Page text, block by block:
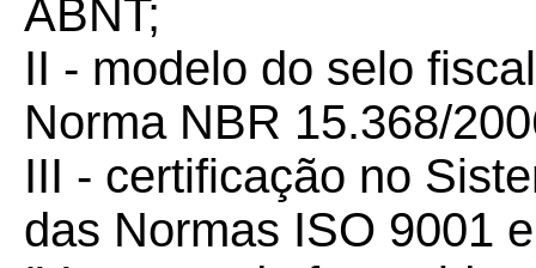
ABNT;
II - modelo do selo
Norma NBR 15.368/
III - certificação no
das Normas ISO 9001